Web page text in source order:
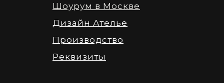
Шоурум в Москве
Дизайн Ателье
Производство
Реквизиты